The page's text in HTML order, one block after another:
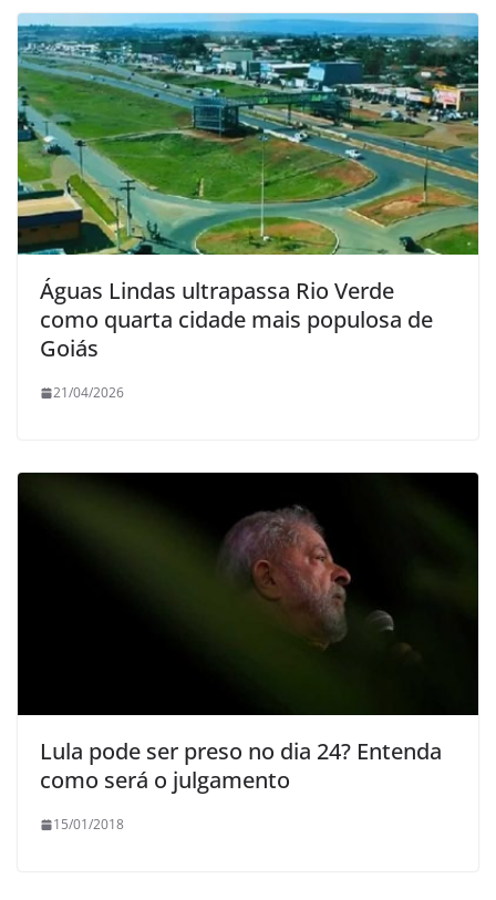
Águas Lindas ultrapassa Rio Verde
como quarta cidade mais populosa de
Goiás
21/04/2026
Lula pode ser preso no dia 24? Entenda
como será o julgamento
15/01/2018